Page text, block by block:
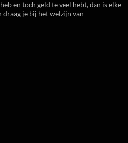
en toch geld te veel hebt, dan is elke
draag je bij het welzijn van